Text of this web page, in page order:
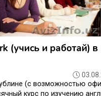
(учись и работай) в
(с возможностью
курс по изучению